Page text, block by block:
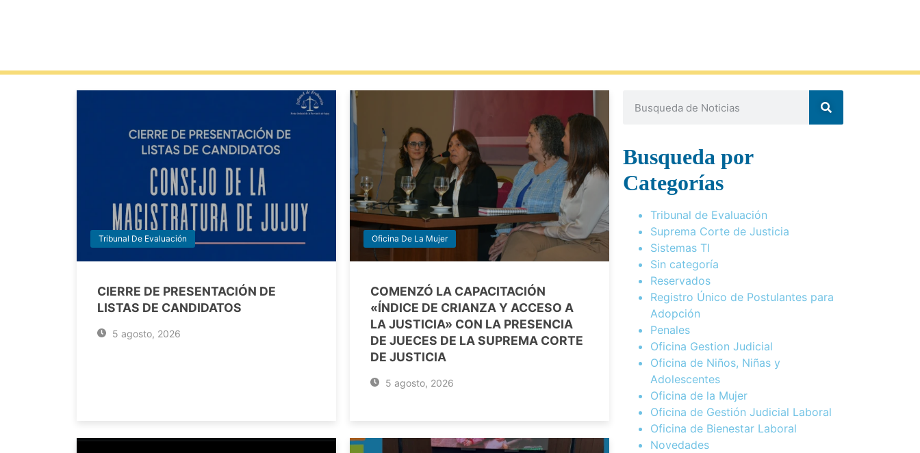
Tribunal De Evaluación
CIERRE DE PRESENTACIÓN DE
LISTAS DE CANDIDATOS
5 agosto, 2026
Oficina De La Mujer
COMENZÓ LA CAPACITACIÓN
«ÍNDICE DE CRIANZA Y ACCESO A
LA JUSTICIA» CON LA PRESENCIA
DE JUECES DE LA SUPREMA CORTE
DE JUSTICIA
5 agosto, 2026
Busqueda por
Categorías
Tribunal de Evaluación
Suprema Corte de Justicia
Sistemas TI
Sin categoría
Reservados
Registro Único de Postulantes para
Adopción
Penales
Oficina Gestion Judicial
Oficina de Niños, Niñas y
Adolescentes
Oficina de la Mujer
Oficina de Gestión Judicial Laboral
Oficina de Bienestar Laboral
Novedades